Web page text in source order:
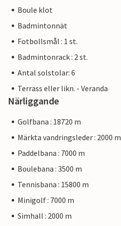
Boule klot
Badmintonnät
Fotbollsmål : 1 st.
Badmintonrack : 2 st.
Antal solstolar: 6
Terrass eller likn. - Veranda
Närliggande
Golfbana : 18720 m
Märkta vandringsleder : 2000 m
Paddelbana : 7000 m
Boulebana : 3500 m
Tennisbana : 15800 m
Minigolf : 7000 m
Simhall : 2000 m